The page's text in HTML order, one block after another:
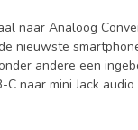
naar Analoog
nieuwste
andere een
naar mini Jack